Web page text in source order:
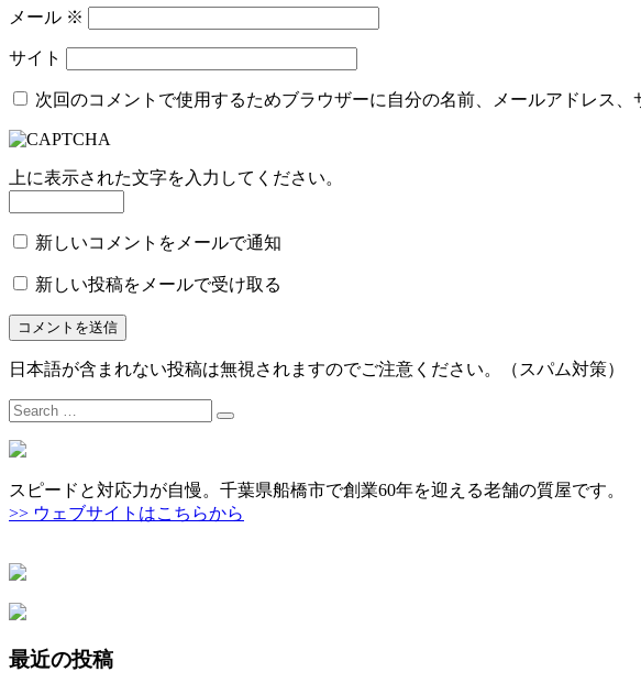
メール ※
サイト
次回のコメントで使用するためブラウザーに自分の名前、メールアドレス、
上に表示された文字を入力してください。
新しいコメントをメールで通知
新しい投稿をメールで受け取る
日本語が含まれない投稿は無視されますのでご注意ください。（スパム対策）
Search
for:
スピードと対応力が自慢。千葉県船橋市で創業60年を迎える老舗の質屋です。
>> ウェブサイトはこちらから
最近の投稿